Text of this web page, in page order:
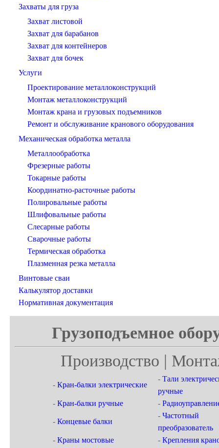
Захваты для груза
Захват листовой
Захват для барабанов
Захват для контейнеров
Захват для бочек
Услуги
Проектирование металлоконструкций
Монтаж металлоконструкций
Монтаж крана и грузовых подъемников
Ремонт и обслуживание кранового оборудования
Механическая обработка металла
Металлообработка
Фрезерные работы
Токарные работы
Координатно-расточные работы
Полировальные работы
Шлифовальные работы
Слесарные работы
Сварочные работы
Термическая обработка
Плазменная резка металла
Винтовые сваи
Калькулятор доставки
Нормативная документация
Грузоподъемное
Производство |
- Кран-балки электрические
- Тали
ручные
- Кран-балки ручные -
- Концевые балки
- Частотный
преобразователь
- Краны мостовые - Крепления